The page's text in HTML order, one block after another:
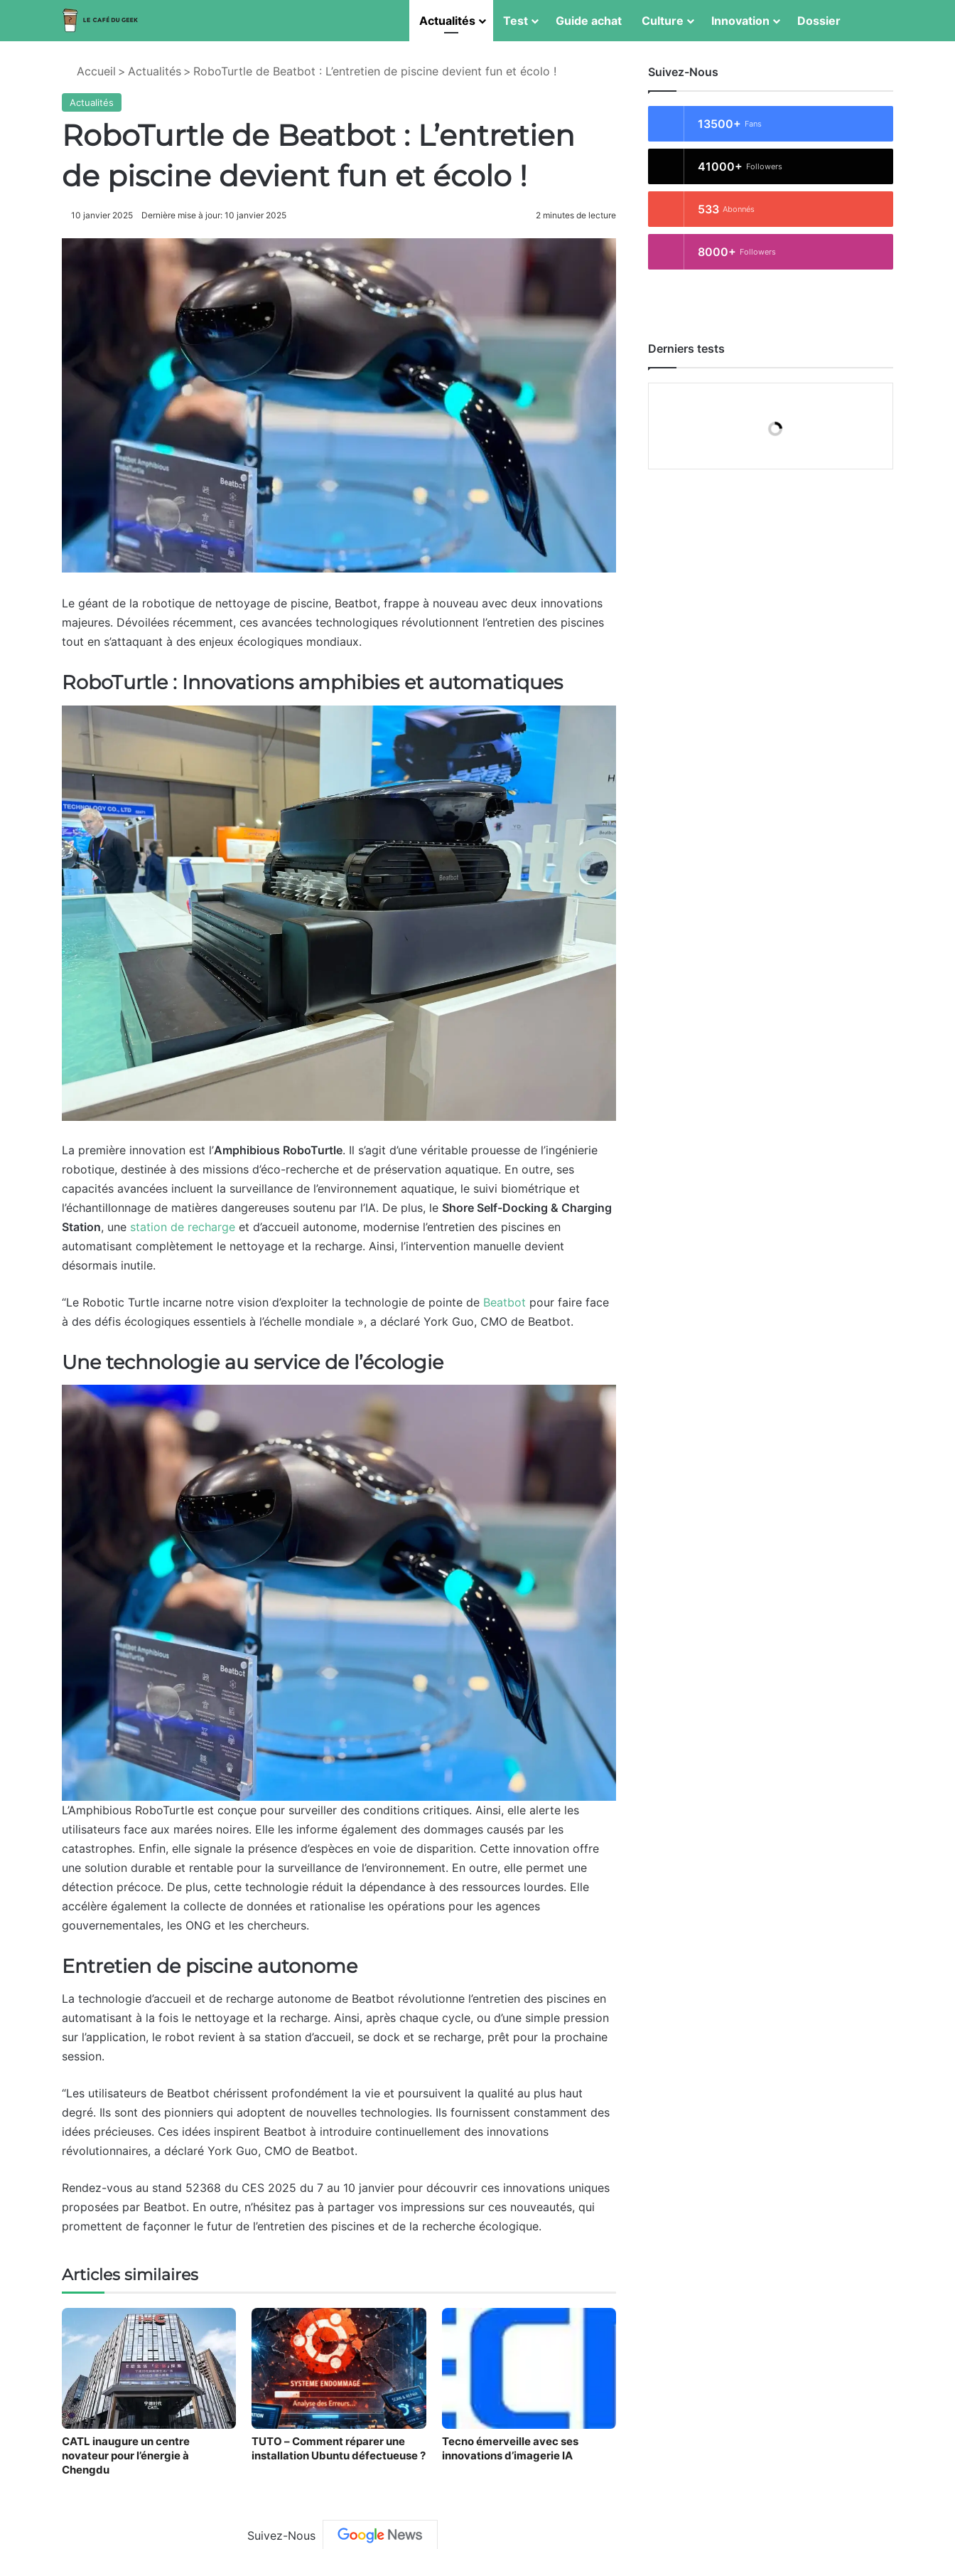
Actualités Test Guide achat Culture Innovation Dossier
Accueil > Actualités > RoboTurtle de Beatbot : L’entretien de piscine devient fun et écolo !
Actualités
RoboTurtle de Beatbot : L’entretien
de piscine devient fun et écolo !
10 janvier 2025 Dernière mise à jour: 10 janvier 2025 2 minutes de lecture
Le géant de la robotique de nettoyage de piscine, Beatbot, frappe à nouveau avec deux innovations
majeures. Dévoilées récemment, ces avancées technologiques révolutionnent l’entretien des piscines
tout en s’attaquant à des enjeux écologiques mondiaux.
RoboTurtle : Innovations amphibies et automatiques
La première innovation est l’Amphibious RoboTurtle. Il s’agit d’une véritable prouesse de l’ingénierie
robotique, destinée à des missions d’éco-recherche et de préservation aquatique. En outre, ses
capacités avancées incluent la surveillance de l’environnement aquatique, le suivi biométrique et
l’échantillonnage de matières dangereuses soutenu par l’IA. De plus, le Shore Self-Docking & Charging
Station, une station de recharge et d’accueil autonome, modernise l’entretien des piscines en
automatisant complètement le nettoyage et la recharge. Ainsi, l’intervention manuelle devient
désormais inutile.
“Le Robotic Turtle incarne notre vision d’exploiter la technologie de pointe de Beatbot pour faire face
à des défis écologiques essentiels à l’échelle mondiale », a déclaré York Guo, CMO de Beatbot.
Une technologie au service de l’écologie
L’Amphibious RoboTurtle est conçue pour surveiller des conditions critiques. Ainsi, elle alerte les
utilisateurs face aux marées noires. Elle les informe également des dommages causés par les
catastrophes. Enfin, elle signale la présence d’espèces en voie de disparition. Cette innovation offre
une solution durable et rentable pour la surveillance de l’environnement. En outre, elle permet une
détection précoce. De plus, cette technologie réduit la dépendance à des ressources lourdes. Elle
accélère également la collecte de données et rationalise les opérations pour les agences
gouvernementales, les ONG et les chercheurs.
Entretien de piscine autonome
La technologie d’accueil et de recharge autonome de Beatbot révolutionne l’entretien des piscines en
automatisant à la fois le nettoyage et la recharge. Ainsi, après chaque cycle, ou d’une simple pression
sur l’application, le robot revient à sa station d’accueil, se dock et se recharge, prêt pour la prochaine
session.
“Les utilisateurs de Beatbot chérissent profondément la vie et poursuivent la qualité au plus haut
degré. Ils sont des pionniers qui adoptent de nouvelles technologies. Ils fournissent constamment des
idées précieuses. Ces idées inspirent Beatbot à introduire continuellement des innovations
révolutionnaires, a déclaré York Guo, CMO de Beatbot.
Rendez-vous au stand 52368 du CES 2025 du 7 au 10 janvier pour découvrir ces innovations uniques
proposées par Beatbot. En outre, n’hésitez pas à partager vos impressions sur ces nouveautés, qui
promettent de façonner le futur de l’entretien des piscines et de la recherche écologique.
Articles similaires
CATL inaugure un centre
novateur pour l’énergie à
Chengdu
TUTO – Comment réparer une
installation Ubuntu défectueuse ?
Tecno émerveille avec ses
innovations d’imagerie IA
Suivez-Nous
Suivez-Nous
13500+ Fans
41000+ Followers
533 Abonnés
8000+ Followers
Derniers tests